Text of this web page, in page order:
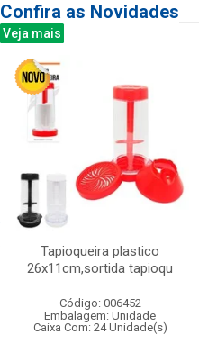
Confira as Novidades
Veja mais
Tapioqueira plastico
26x11cm,sortida tapioqu
Código: 006452
Embalagem: Unidade
Caixa Com: 24 Unidade(s)